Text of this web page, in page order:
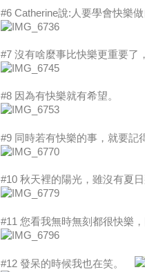
#6 Catherine說:人要學會快樂
#7 沒有啥麼事比快樂更重要了
#8 因為有快樂就有希望。
#9 同時若有快樂的事，就要
#10 秋天裡的陽光，雖沒有夏
#11 您看我無時無刻都很快樂
#12 發呆的時候我也在笑。